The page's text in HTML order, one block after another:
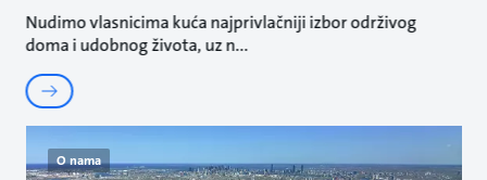
Nudimo vlasnicima kuća najprivlačniji izbor održivog
doma i udobnog života, uz n
O nama